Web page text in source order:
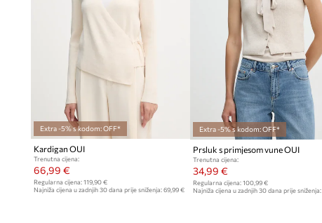
Extra -5% s kodom: OFF*
Kardigan OUI
Trenutna cijena:
66,99 €
Regularna cijena: 119,90 €
Najniža cijena u zadnjih 30 dana prije sniženja: 69,99 €
Extra -5% s kodom: OFF*
Prsluk s primjesom vune OUI
Trenutna cijena:
34,99 €
Regularna cijena:100,99 €
Najniža cijena u zadnjih 30 dana prije sniženja: